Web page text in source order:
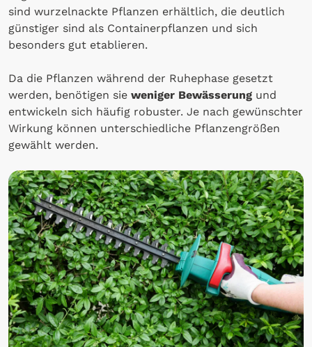
sind wurzelnackte Pflanzen erhältlich, die deutlich
günstiger sind als Containerpflanzen und sich
besonders gut etablieren.
Da die Pflanzen während der Ruhephase gesetzt
werden, benötigen sie weniger Bewässerung und
entwickeln sich häufig robuster. Je nach gewünschter
Wirkung können unterschiedliche Pflanzengrößen
gewählt werden.